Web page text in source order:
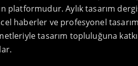
platformudur. Aylık tasarım
haberler ve profesyonel tasarım
tasarım topluluğuna katkı